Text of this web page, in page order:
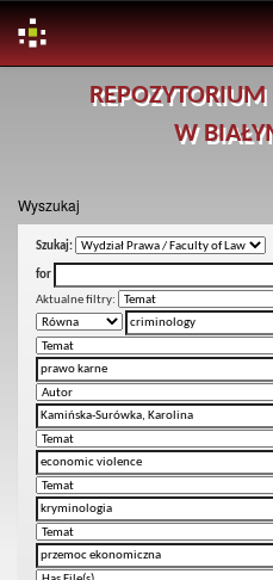
W
Wyszukaj
Szukaj:
for
Aktualne filtry: